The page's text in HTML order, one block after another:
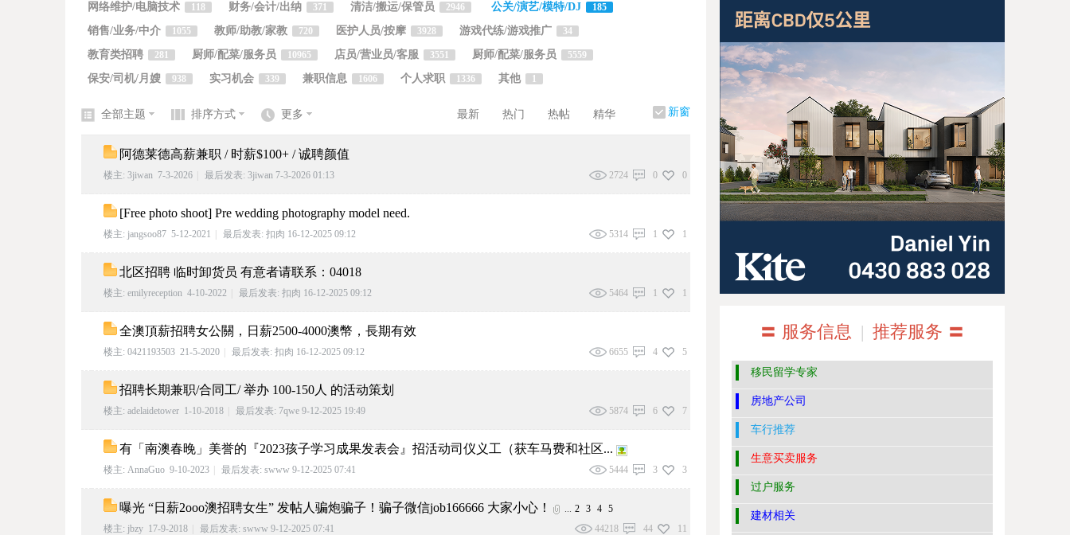
网络维护/电脑技术 118 财务/会计/出纳 371 清洁/搬运/保管员 2946 公关/演艺/模特/DJ 185
销售/业务/中介 1055 教师/助教/家教 720 医护人员/按摩 3928 游戏代练/游戏推广 34
教育类招聘 281 厨师/配菜/服务员 10965 店员/营业员/客服 3551 厨师/配菜/服务员 5559
保安/司机/月嫂 938 实习机会 339 兼职信息 1606 个人求职 1336 其他 1
新窗
全部主题 排序方式 更多 最新 热门 热帖 精华
阿德莱德高薪兼职 / 时薪$100+ / 诚聘颜值
楼主: 3jiwan 7-3-2026 最后发表: 3jiwan 7-3-2026 01:13 2724 0 0
[Free photo shoot] Pre wedding photography model need.
楼主: jangsoo87 5-12-2021 最后发表: 扣肉 16-12-2025 09:12 5314 1 1
北区招聘 临时卸货员 有意者请联系：04018
楼主: emilyreception 4-10-2022 最后发表: 扣肉 16-12-2025 09:12 5464 1 1
全澳頂薪招聘女公關，日薪2500-4000澳幣，長期有效
楼主: 0421193503 21-5-2020 最后发表: 扣肉 16-12-2025 09:12 6655 4 5
招聘长期兼职/合同工/ 举办 100-150人 的活动策划
楼主: adelaidetower 1-10-2018 最后发表: 7qwe 9-12-2025 19:49 5874 6 7
有「南澳春晚」美誉的『2023孩子学习成果发表会』招活动司仪义工（获车马费和社区...
楼主: AnnaGuo 9-10-2023 最后发表: swww 9-12-2025 07:41 5444 3 3
曝光 “日薪2ooo澳招聘女生” 发帖人骗炮骗子！骗子微信job166666 大家小心！ ... 2 3 4 5
楼主: jbzy 17-9-2018 最后发表: swww 9-12-2025 07:41 44218 44 11
〓 服务信息 | 推荐服务 〓
移民留学专家
房地产公司
车行推荐
生意买卖服务
过户服务
建材相关